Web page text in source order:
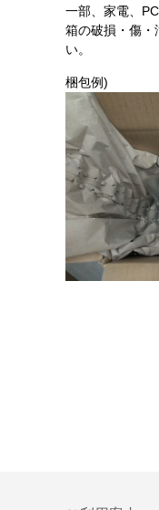
一部、家電、
箱の破損・傷・
い。
梱包例)